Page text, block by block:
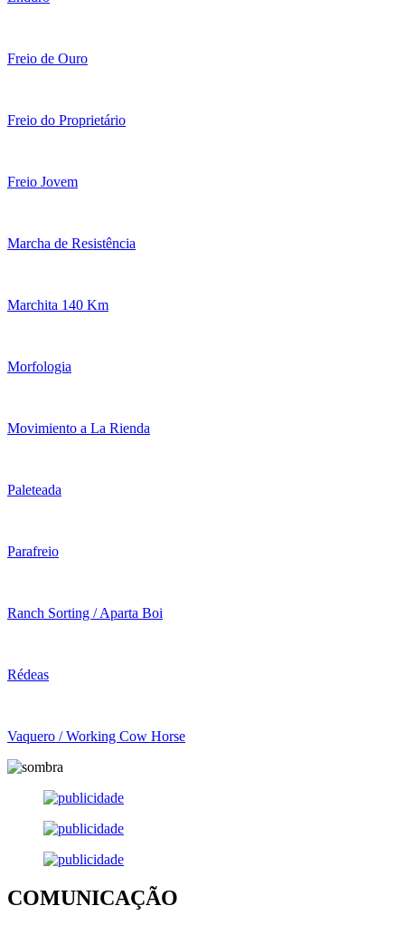
Freio de Ouro
Freio do Proprietário
Freio Jovem
Marcha de Resistência
Marchita 140 Km
Morfologia
Movimiento a La Rienda
Paleteada
Parafreio
Ranch Sorting / Aparta Boi
Rédeas
Vaquero / Working Cow Horse
COMUNICAÇÃO